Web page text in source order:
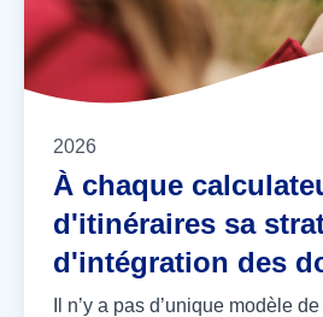
2026
À chaque
d'itinéraires sa
d'intégration des
Il n’y a pas d’unique modèle